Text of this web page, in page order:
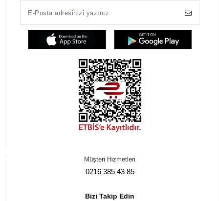
Müşteri Hizmetleri
0216 385 43 85
Bizi Takip Edin